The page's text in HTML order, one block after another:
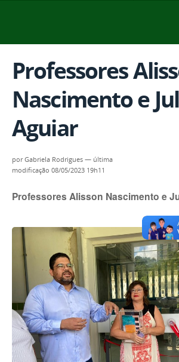
Professores
Nascimento e
Aguiar
porGabriela Rodrigues — última
modificação 08/05/2023 19h11
Professores Alisson Nascimento e